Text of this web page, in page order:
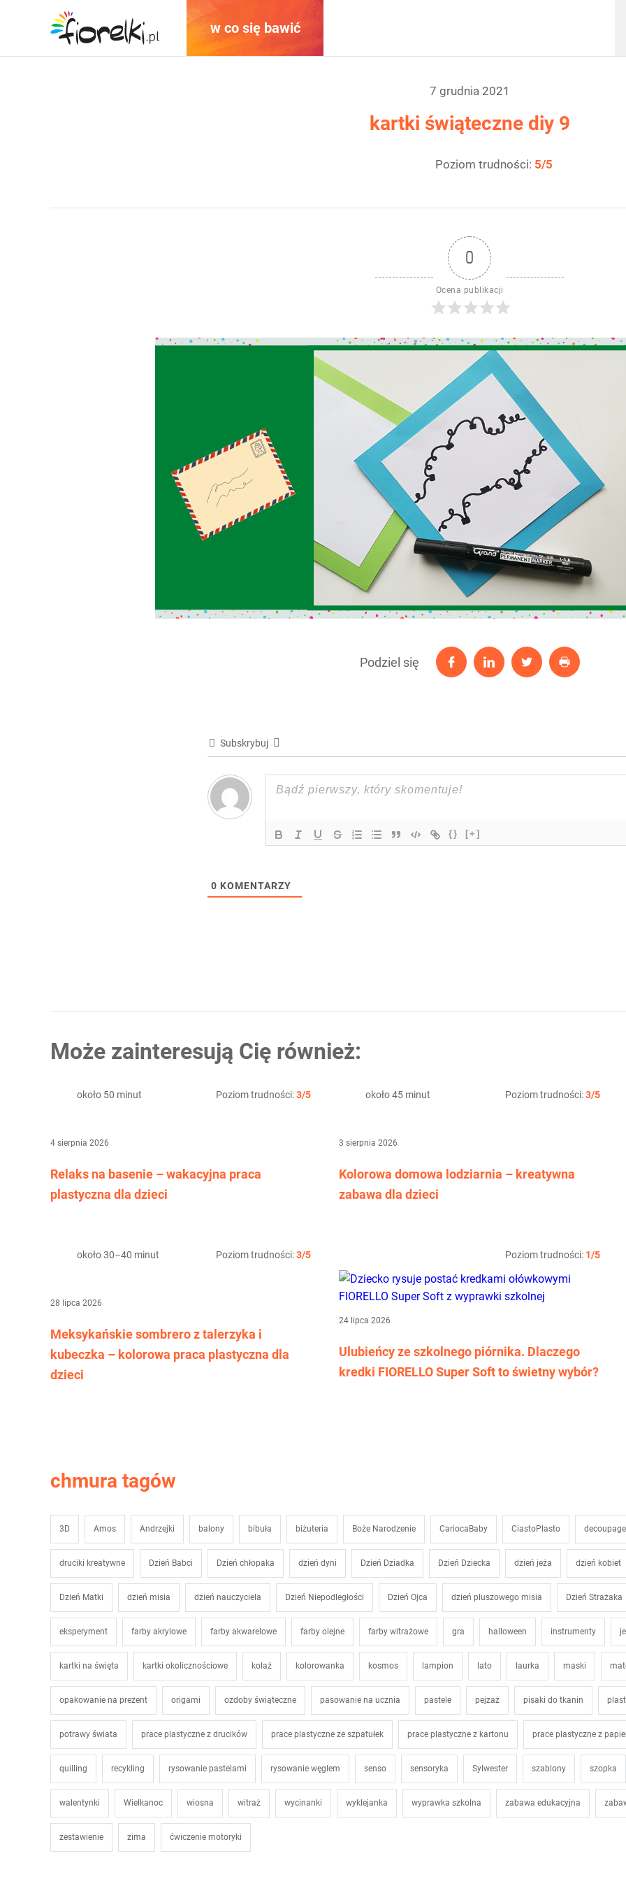
w co się bawić
7 grudnia 2021
kartki świąteczne diy 9
Poziom trudności: 5/5
0
Ocena publikacji
Podziel się
Subskrybuj
{} [+]
0 KOMENTARZY
Może zainteresują Cię również:
około 50 minut Poziom trudności:3/5
4 sierpnia 2026
Relaks na basenie – wakacyjna praca
plastyczna dla dzieci
około 45 minut Poziom trudności:3/5
3 sierpnia 2026
Kolorowa domowa lodziarnia – kreatywna
zabawa dla dzieci
około 30–40 minut Poziom trudności:3/5
28 lipca 2026
Meksykańskie sombrero z talerzyka i
kubeczka – kolorowa praca plastyczna dla
dzieci
Poziom trudności: 1/5
24 lipca 2026
Ulubieńcy ze szkolnego piórnika. Dlaczego
kredki FIORELLO Super Soft to świetny wybór?
chmura tagów
3D Amos Andrzejki balony bibuła biżuteria Boże Narodzenie CariocaBaby CiastoPlasto decoupage
druciki kreatywne Dzień Babci Dzień chłopaka dzień dyni Dzień Dziadka Dzień Dziecka dzień jeża dzień kobiet
Dzień Matki dzień misia dzień nauczyciela Dzień Niepodległości Dzień Ojca dzień pluszowego misia Dzień Strażaka
eksperyment farby akrylowe farby akwarelowe farby olejne farby witrażowe gra halloween instrumenty
kartki na święta kartki okolicznościowe kolaż kolorowanka kosmos lampion lato laurka maski
opakowanie na prezent origami ozdoby świąteczne pasowanie na ucznia pastele pejzaż pisaki do tkanin
potrawy świata prace plastyczne z drucików prace plastyczne ze szpatułek prace plastyczne z kartonu prace plastyczne z
quilling recykling rysowanie pastelami rysowanie węglem senso sensoryka Sylwester szablony szopka
walentynki Wielkanoc wiosna witraż wycinanki wyklejanka wyprawka szkolna zabawa edukacyjna
zestawienie zima ćwiczenie motoryki